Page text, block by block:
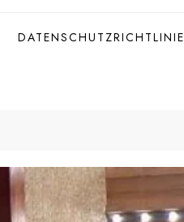
DATENSCHUTZRICHTLINIE